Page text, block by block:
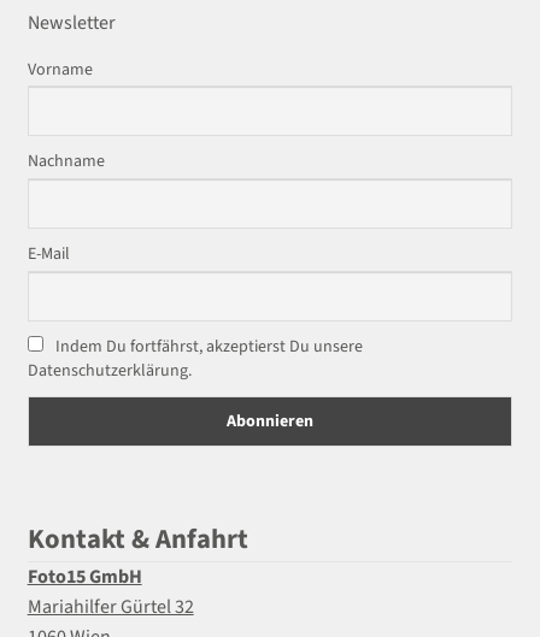
Newsletter
Vorname
Nachname
E-Mail
Indem Du fortfährst, akzeptierst Du unsere
Datenschutzerklärung.
Kontakt & Anfahrt
Foto15 GmbH
Mariahilfer Gürtel 32